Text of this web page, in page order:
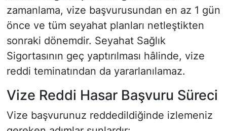
zamanlama, vize başvurusundan en az 1 gün
önce ve tüm seyahat planları netleştikten
sonraki dönemdir. Seyahat Sağlık
Sigortasının geç yaptırılması hâlinde, vize
reddi teminatından da yararlanılamaz.
Vize Reddi Hasar Başvuru Süreci
Vize başvurunuz reddedildiğinde izlemeniz